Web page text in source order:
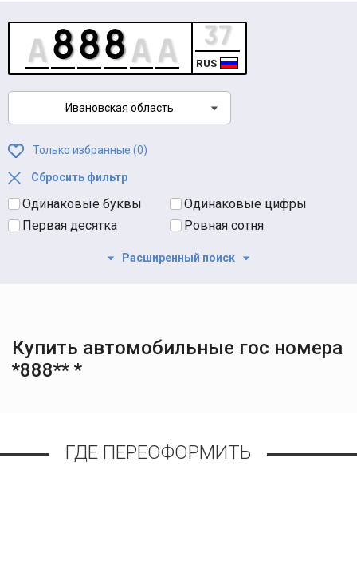
RUS
Ивановская область
Только избранные (0)
Сбросить фильтр
Одинаковые буквы
Одинаковые цифры
Первая десятка
Ровная сотня
Расширенный поиск
Купить автомобильные гос номера
*888** *
ГДЕ ПЕРЕОФОРМИТЬ